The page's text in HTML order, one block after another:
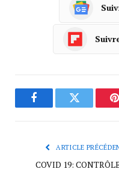
FacebookTwitter
ARTICLE
COVID 19: